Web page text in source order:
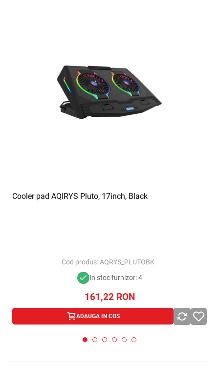
Cooler pad AQIRYS Pluto, 17inch, Black
Cod produs:AQRYS_PLUTOBK
In stoc furnizor: 4
161,22 RON
ADAUGA IN COS